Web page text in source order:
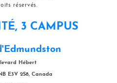
réservés.
3 CAMPUS
Hébert
E3V 2S8, Canada